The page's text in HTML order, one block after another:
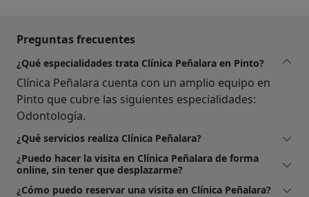
Preguntas frecuentes
¿Qué especialidades trata Clínica Peñalara en Pinto?
Clínica Peñalara cuenta con un amplio equipo en
Pinto que cubre las siguientes especialidades:
Odontología.
¿Qué servicios realiza Clínica Peñalara?
¿Puedo hacer la visita en Clínica Peñalara de forma
online, sin tener que desplazarme?
¿Cómo puedo reservar una visita en Clínica Peñalara?